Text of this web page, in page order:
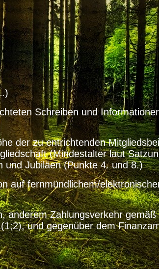
Schreiben und
der zu entrichtenden
(Mindestalter laut
Jubiläen (Punkte 4. und 8.)
auf fernmündlichem/
anderem Zahlungsverkehr gemäß
gegenüber dem